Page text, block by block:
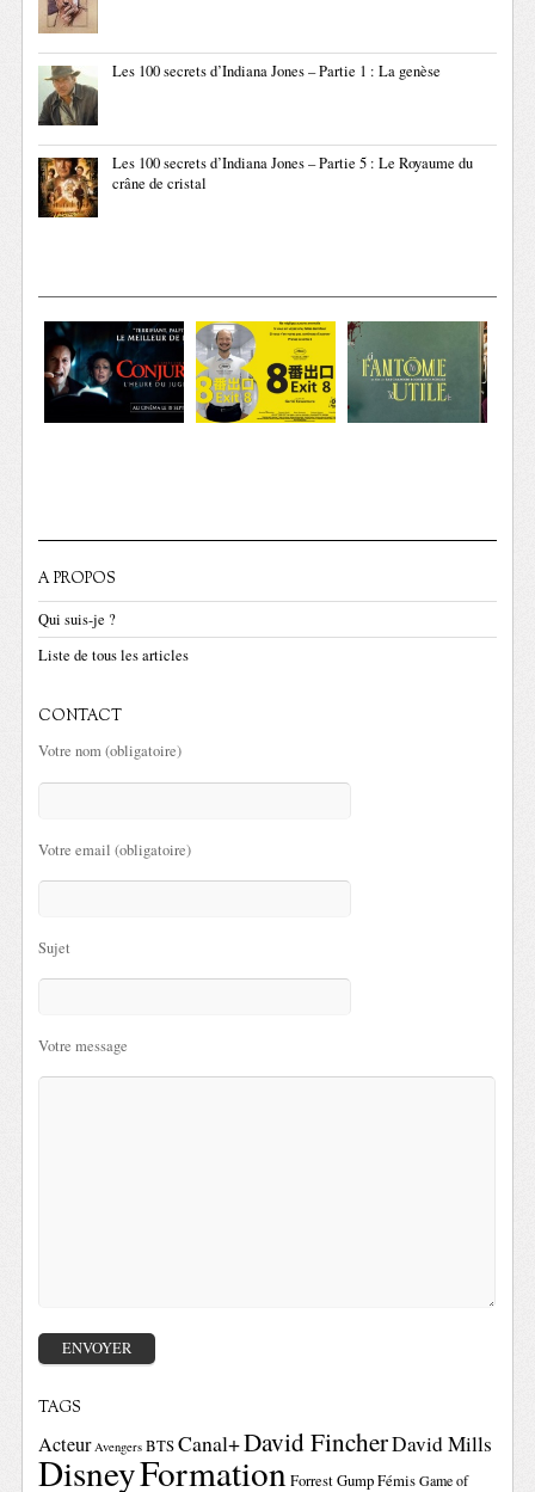
Les 100 secrets d’Indiana Jones – Partie 1 : La genèse
Les 100 secrets d’Indiana Jones – Partie 5 : Le Royaume du
crâne de cristal
A PROPOS
Qui suis-je ?
Liste de tous les articles
CONTACT
Votre nom (obligatoire)
Votre email (obligatoire)
Sujet
Votre message
TAGS
Acteur Avengers BTSCanal+David FincherDavid Mills
DisneyFormationForrest GumpFémis Game of